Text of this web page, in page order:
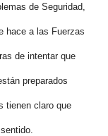
de Seguridad,
hace a las Fuerzas
de intentar que
preparados
tienen claro que